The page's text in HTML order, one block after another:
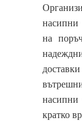
насипни
на
кратко